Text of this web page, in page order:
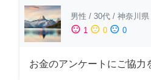
男性 / 30代 / 神奈川県
sentiment_satisfied 1 sentiment_neutral 0 sentiment_dissatisfied 0
お金のアンケートにご協力